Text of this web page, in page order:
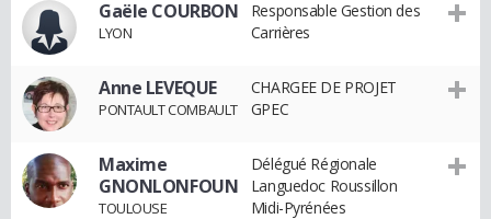
Gaële COURBON
LYON
Responsable Gestion des
Carrières
Anne LEVEQUE
PONTAULT COMBAULT
CHARGEE DE PROJET
GPEC
Maxime
GNONLONFOUN
TOULOUSE
Délégué Régionale
Languedoc Roussillon
Midi-Pyrénées